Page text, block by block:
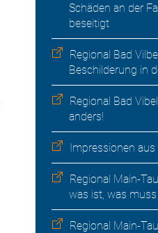
Schäden an der
beseitigt
Regional Bad
Beschilderung in
Regional Bad
anders!
Impressionen
Regional Main-
was ist, was muss
Regional Main-